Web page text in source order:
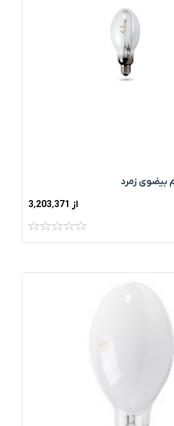
بیضوی زمرد
از 3٬203٬371